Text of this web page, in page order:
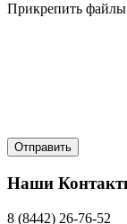
Прикрепить файлы
Наши
8 (8442) 26-76-52